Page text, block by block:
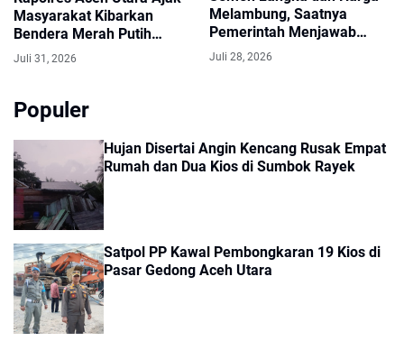
Masyarakat Kibarkan
Bendera Merah Putih
Selama Bulan Agustus
Juli 31, 2026
Melambung, Saatnya
Pemerintah Menjawab
Keresahan Masyarakat
Juli 28, 2026
Populer
Hujan Disertai Angin Kencang Rusak Empat
Rumah dan Dua Kios di Sumbok Rayek
Satpol PP Kawal Pembongkaran 19 Kios di
Pasar Gedong Aceh Utara